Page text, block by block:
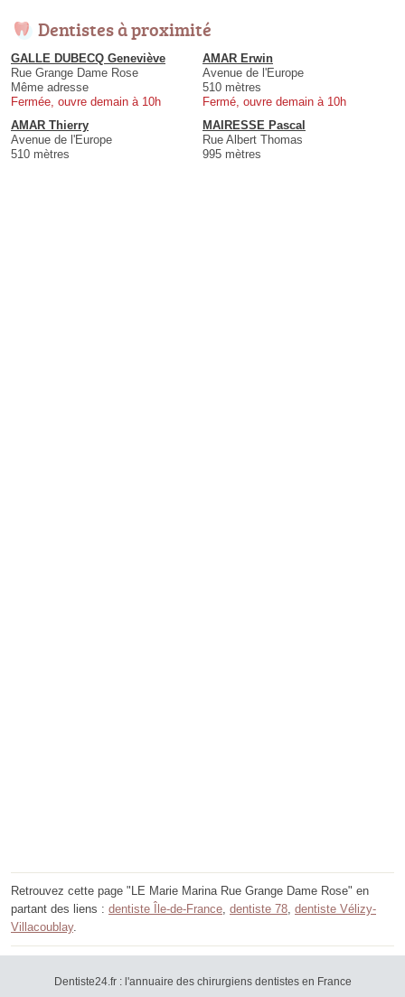
Dentistes à proximité
GALLE DUBECQ Geneviève
Rue Grange Dame Rose
Même adresse
Fermée, ouvre demain à 10h
AMAR Erwin
Avenue de l'Europe
510 mètres
Fermé, ouvre demain à 10h
AMAR Thierry
Avenue de l'Europe
510 mètres
MAIRESSE Pascal
Rue Albert Thomas
995 mètres
Retrouvez cette page "LE Marie Marina Rue Grange Dame Rose" en
partant des liens : dentiste Île-de-France, dentiste 78, dentiste Vélizy-
Villacoublay.
Dentiste24.fr : l'annuaire des chirurgiens dentistes en France